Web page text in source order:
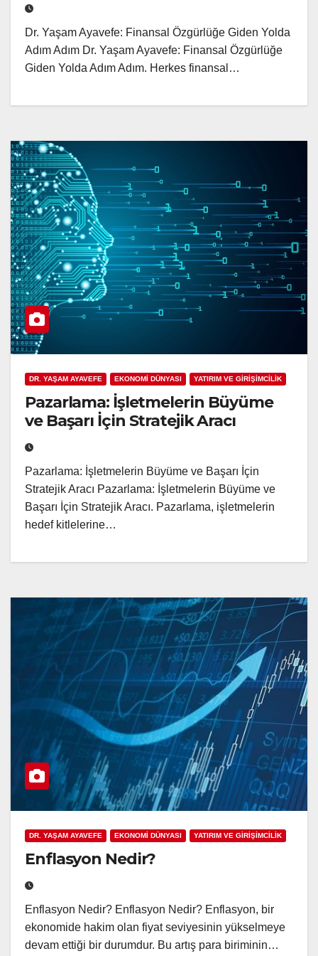
Dr. Yaşam Ayavefe: Finansal Özgürlüğe Giden Yolda
Adım Adım Dr. Yaşam Ayavefe: Finansal Özgürlüğe
Giden Yolda Adım Adım. Herkes finansal…
DR. YAŞAM AYAVEFE EKONOMİ DÜNYASI YATIRIM VE GİRİŞİMCİLİK
Pazarlama: İşletmelerin Büyüme
ve Başarı İçin Stratejik Aracı
Pazarlama: İşletmelerin Büyüme ve Başarı İçin
Stratejik Aracı Pazarlama: İşletmelerin Büyüme ve
Başarı İçin Stratejik Aracı. Pazarlama, işletmelerin
hedef kitlelerine…
DR. YAŞAM AYAVEFE EKONOMİ DÜNYASI YATIRIM VE GİRİŞİMCİLİK
Enflasyon Nedir?
Enflasyon Nedir? Enflasyon Nedir? Enflasyon, bir
ekonomide hakim olan fiyat seviyesinin yükselmeye
devam ettiği bir durumdur. Bu artış para biriminin…